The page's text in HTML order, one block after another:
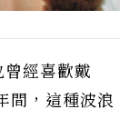
經喜歡戴
間，這種波浪